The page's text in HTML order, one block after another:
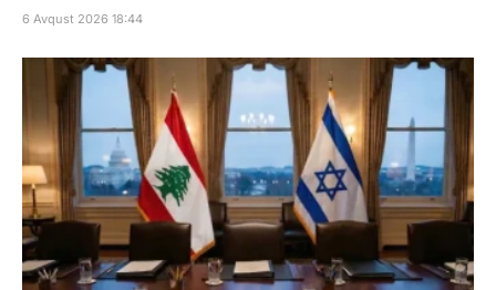
6 Avqust 2026 18:44